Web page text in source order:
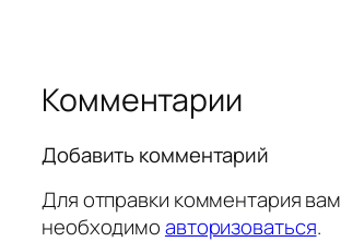
Комментарии
Добавить комментарий
Для отправки комментария вам
необходимоавторизоваться.